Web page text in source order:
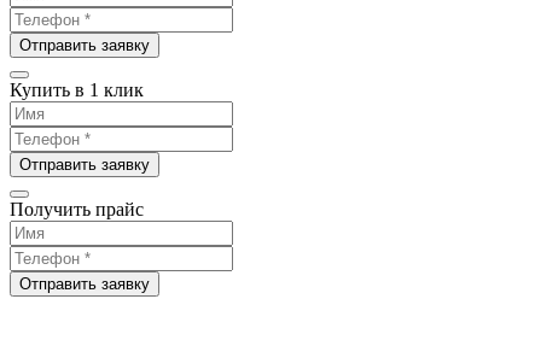
Отправить заявку
Купить в 1 клик
Отправить заявку
Получить прайс
Отправить заявку